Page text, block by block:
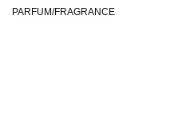
PARFUM/FRAGRANCE